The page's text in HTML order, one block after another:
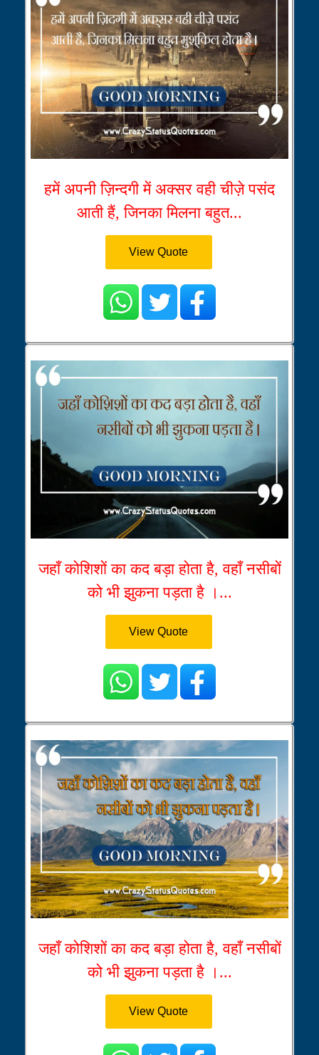
हमें अपनी ज़िन्दगी में अक्सर वही चीज़े पसंद
आती हैं, जिनका मिलना बहुत...
View Quote
जहाँ कोशिशों का कद बड़ा होता है, वहाँ नसीबों
को भी झुकना पड़ता है ।...
View Quote
जहाँ कोशिशों का कद बड़ा होता है, वहाँ नसीबों
को भी झुकना पड़ता है ।...
View Quote